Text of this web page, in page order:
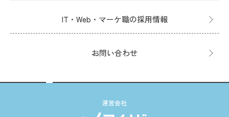
IT・Web・マーケ職の採用情報
お問い合わせ
運営会社